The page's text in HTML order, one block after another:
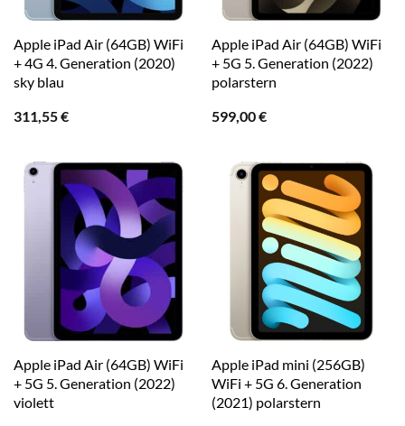
Apple iPad Air (64GB) WiFi
+ 4G 4. Generation (2020)
sky blau
311,55€
Apple iPad Air (64GB) WiFi
+ 5G 5. Generation (2022)
polarstern
599,00€
Apple iPad Air (64GB) WiFi
+ 5G 5. Generation (2022)
violett
Apple iPad mini (256GB)
WiFi + 5G 6. Generation
(2021) polarstern